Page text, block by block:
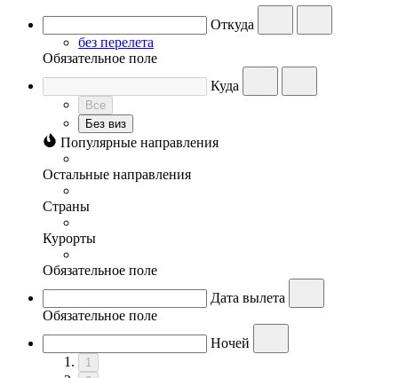
Откуда
без перелета
Обязательное поле
Куда
Все
Без виз
Популярные направления
Остальные направления
Страны
Курорты
Обязательное поле
Дата вылета
Обязательное поле
Ночей
1